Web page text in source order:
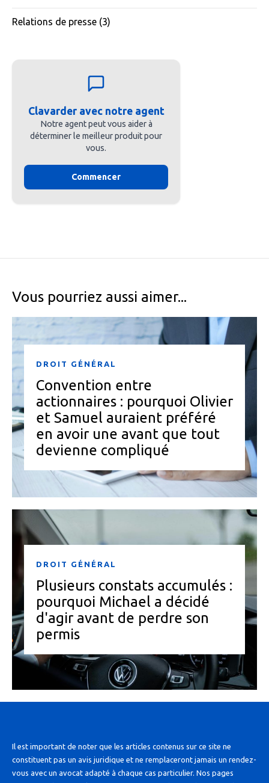
Relations de presse (3)
Clavarder avec notre agent
Notre agent peut vous aider à
déterminer le meilleur produit pour
vous.
Commencer
Vous pourriez aussi aimer...
DROIT GÉNÉRAL
Convention entre
actionnaires : pourquoi Olivier
et Samuel auraient préféré
en avoir une avant que tout
devienne compliqué
DROIT GÉNÉRAL
Plusieurs constats accumulés :
pourquoi Michael a décidé
d'agir avant de perdre son
permis
Il est important de noter que les articles contenus sur ce site ne
constituent pas un avis juridique et ne remplaceront jamais un rendez-
vous avec un avocat adapté à chaque cas particulier. Nos pages